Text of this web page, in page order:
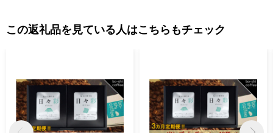
この返礼品を見ている人はこちらもチェック